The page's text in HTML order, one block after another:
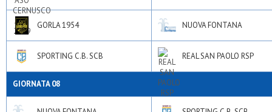
GORLA 1954 NUOVA FONTANA
SPORTING C.B. SCB REAL SAN PAOLO RSP
GIORNATA 08